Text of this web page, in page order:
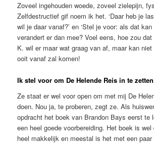
Zoveel ingehouden woede, zoveel zielepijn,
Zelfdestructief gif noem ik het. ‘Daar heb je
wil je daar vanaf?’ en ‘Stel je voor: als dat
verandert er dan mee? Voel eens, hoe zou dat
K. wil er maar wat graag van af, maar kan
ooit vanaf zal komen!
Ik stel voor om De Helende Reis in te zetten
Ze staat er wel voor open om met mij De
doen. Nou ja, te proberen, zegt ze. Als
opdracht het boek van Brandon Bays eerst te
een heel goede voorbereiding. Het boek is
heel makkelijk en meestal is het met een paar